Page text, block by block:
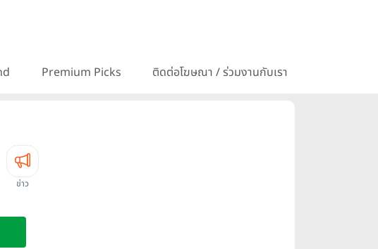
Premium Picks ติดต่อโฆษณา / ร่วมงานกับเรา
ข่าว